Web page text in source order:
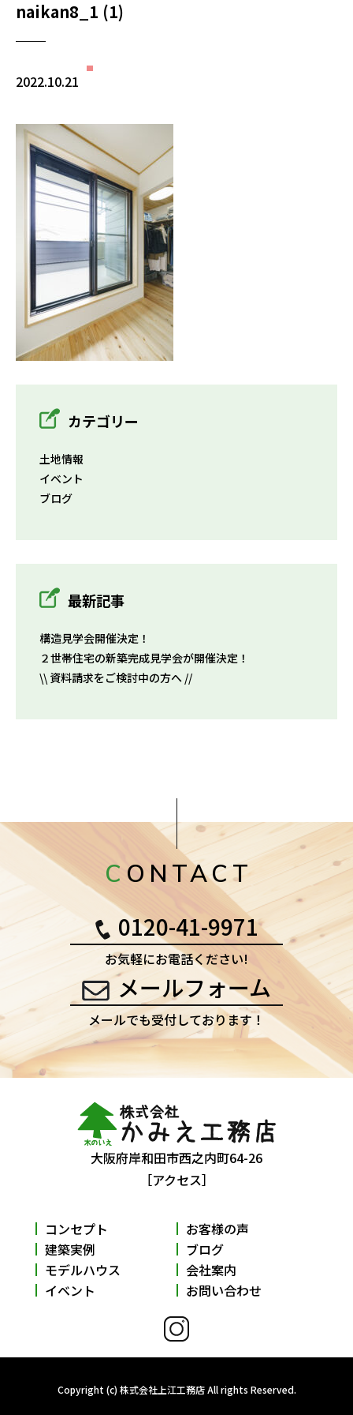
naikan8_1 (1)
2022.10.21
カテゴリー
土地情報
イベント
ブログ
最新記事
構造見学会開催決定！
２世帯住宅の新築完成見学会が開催決定！
\\ 資料請求をご検討中の方へ //
CONTACT
0120-41-9971
お気軽にお電話ください!
メールフォーム
メールでも受付しております！
大阪府岸和田市西之内町64-26
［アクセス］
コンセプト
建築実例
モデルハウス
イベント
お客様の声
ブログ
会社案内
お問い合わせ
Copyright (c) 株式会社上江工務店 All rights Reserved.